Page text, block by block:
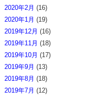
2020年2月 (16)
2020年1月 (19)
2019年12月 (16)
2019年11月 (18)
2019年10月 (17)
2019年9月 (13)
2019年8月 (18)
2019年7月 (12)